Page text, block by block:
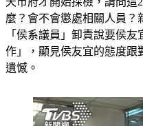
麼？會不會懲處相關人員？
「侯系議員」卸責說要侯
作」，顯見侯友宜的態度跟
遺憾。